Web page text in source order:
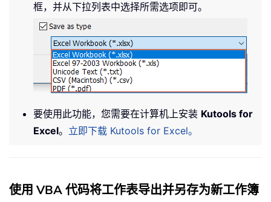
框，并从下拉列表中选择所需选项即可。
要使用此功能，您需要在计算机上安装 Kutools for
Excel。 立即下载 Kutools for Excel。
使用 VBA 代码将工作表导出并另存为新工作簿